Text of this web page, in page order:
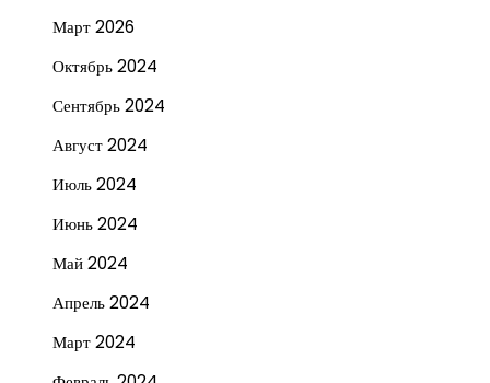
Март 2026
Октябрь 2024
Сентябрь 2024
Август 2024
Июль 2024
Июнь 2024
Май 2024
Апрель 2024
Март 2024